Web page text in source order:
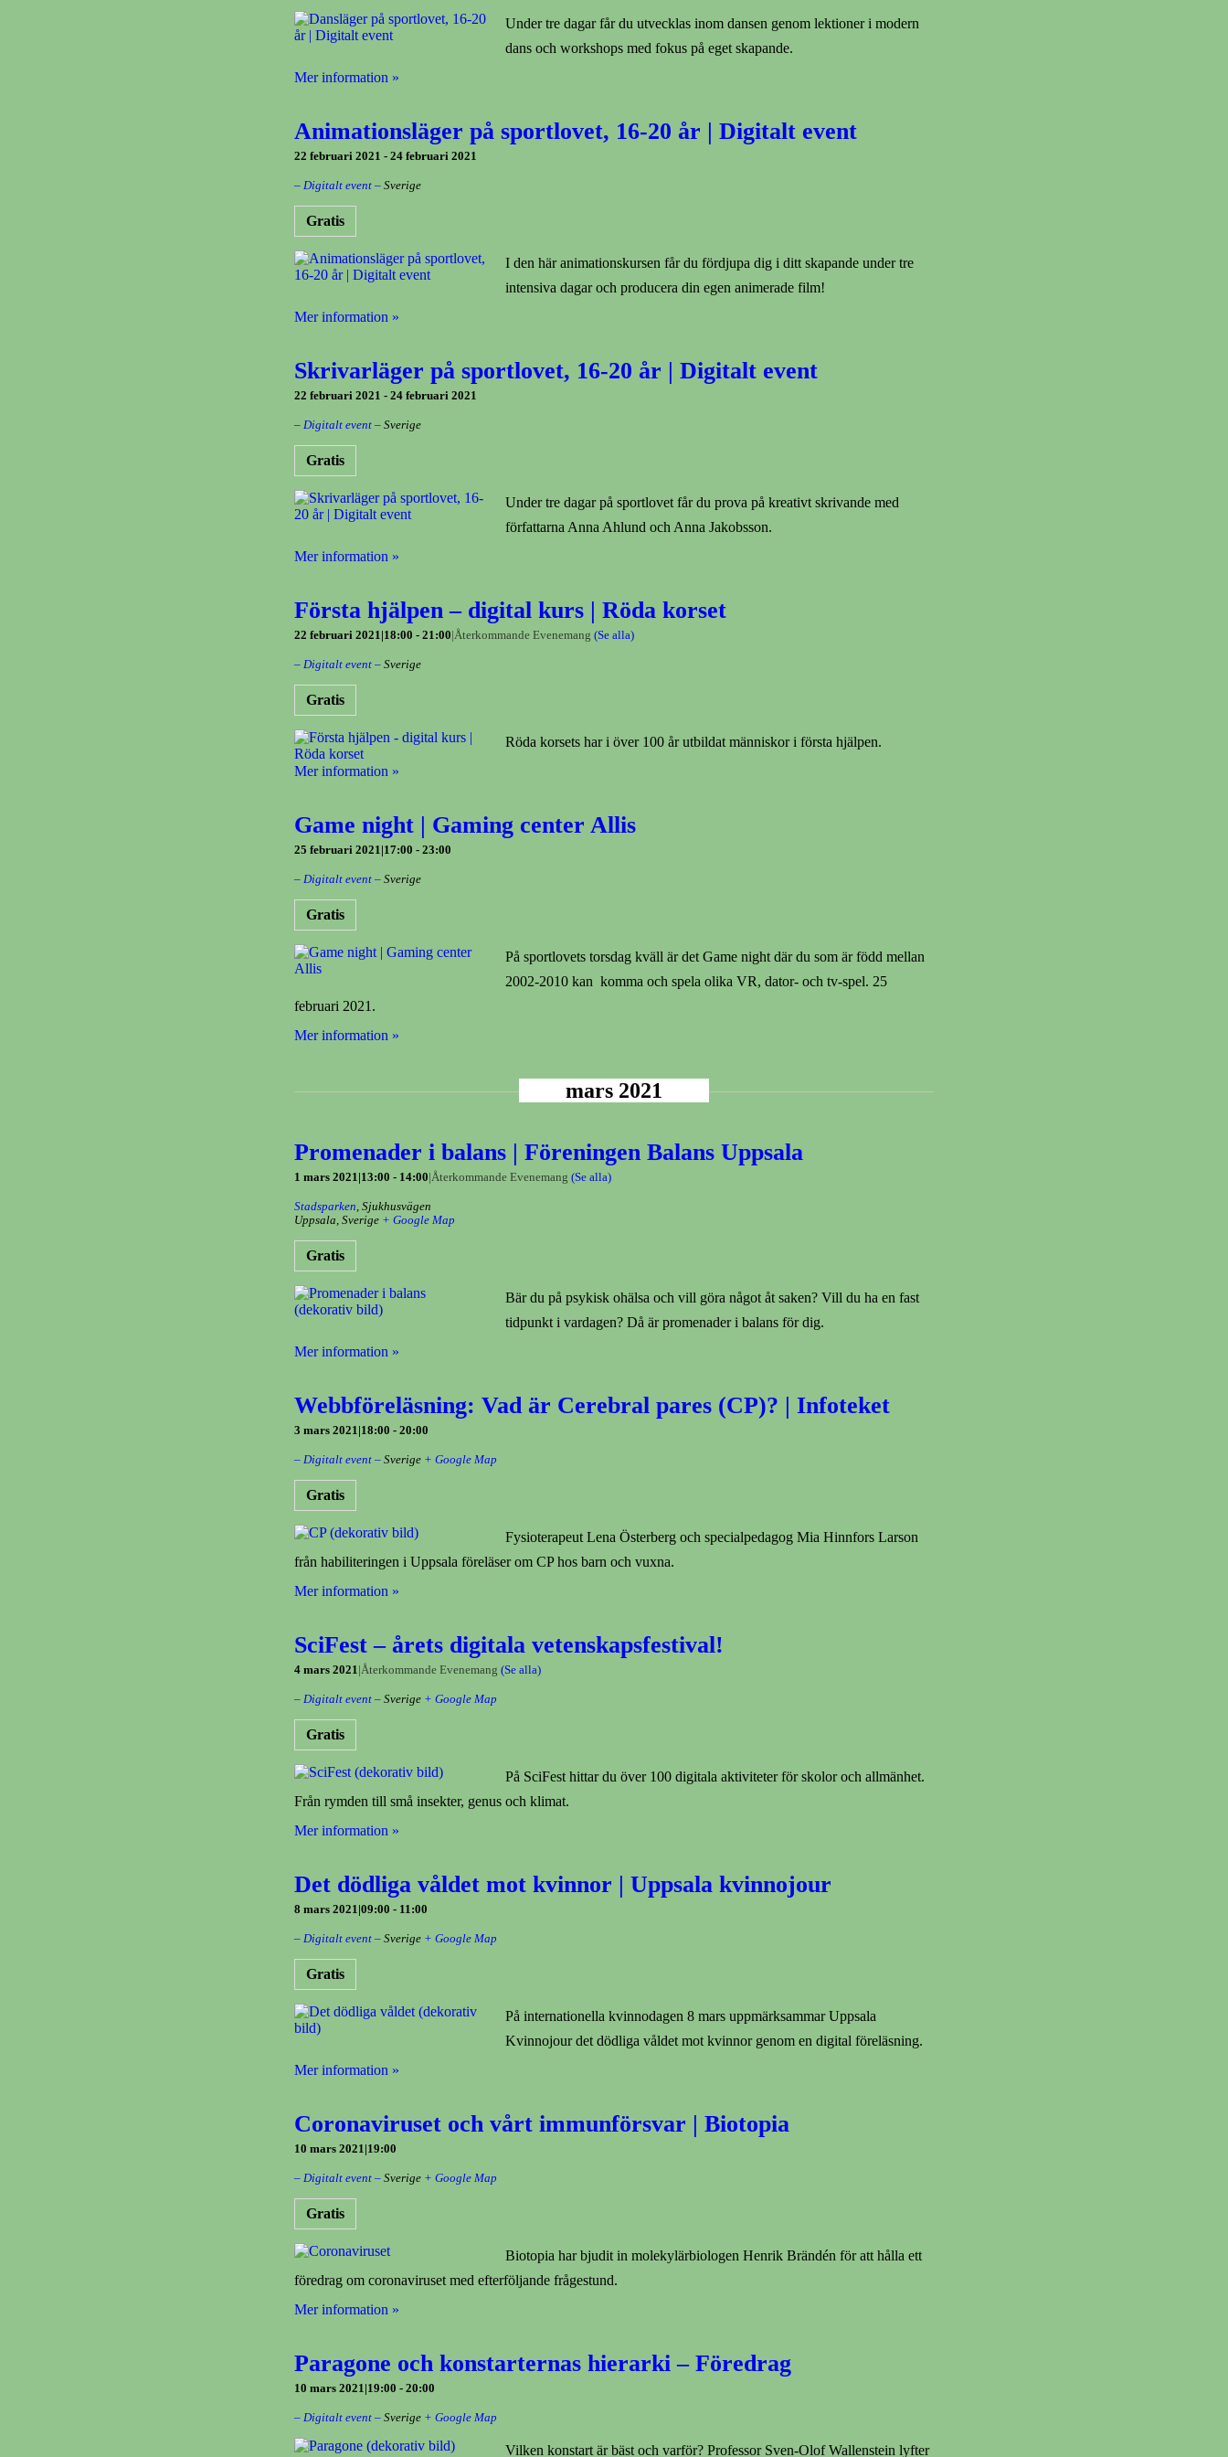
Under tre dagar får du utvecklas inom dansen genom lektioner i modern
dans och workshops med fokus på eget skapande.
Mer information »
Animationsläger på sportlovet, 16-20 år | Digitalt event
22 februari 2021 - 24 februari 2021
– Digitalt event – Sverige
Gratis
I den här animationskursen får du fördjupa dig i ditt skapande under tre
intensiva dagar och producera din egen animerade film!
Mer information »
Skrivarläger på sportlovet, 16-20 år | Digitalt event
22 februari 2021 - 24 februari 2021
– Digitalt event – Sverige
Gratis
Under tre dagar på sportlovet får du prova på kreativt skrivande med
författarna Anna Ahlund och Anna Jakobsson.
Mer information »
Första hjälpen – digital kurs | Röda korset
22 februari 2021|18:00 - 21:00|Återkommande Evenemang (Se alla)
– Digitalt event – Sverige
Gratis
Röda korsets har i över 100 år utbildat människor i första hjälpen.
Mer information »
Game night | Gaming center Allis
25 februari 2021|17:00 - 23:00
– Digitalt event – Sverige
Gratis
På sportlovets torsdag kväll är det Game night där du som är född mellan
2002-2010 kan komma och spela olika VR, dator- och tv-spel. 25
februari 2021.
Mer information »
mars 2021
Promenader i balans | Föreningen Balans Uppsala
1 mars 2021|13:00 - 14:00|Återkommande Evenemang (Se alla)
Stadsparken Sjukhusvägen
Uppsala Sverige + Google Map
Gratis
Bär du på psykisk ohälsa och vill göra något åt saken? Vill du ha en fast
tidpunkt i vardagen? Då är promenader i balans för dig.
Mer information »
Webbföreläsning: Vad är Cerebral pares (CP)? | Infoteket
3 mars 2021|18:00 - 20:00
– Digitalt event – Sverige + Google Map
Gratis
Fysioterapeut Lena Österberg och specialpedagog Mia Hinnfors Larson
från habiliteringen i Uppsala föreläser om CP hos barn och vuxna.
Mer information »
SciFest – årets digitala vetenskapsfestival!
4 mars 2021 |Återkommande Evenemang (Se alla)
– Digitalt event – Sverige + Google Map
Gratis
På SciFest hittar du över 100 digitala aktiviteter för skolor och allmänhet.
Från rymden till små insekter, genus och klimat.
Mer information »
Det dödliga våldet mot kvinnor | Uppsala kvinnojour
8 mars 2021|09:00 - 11:00
– Digitalt event – Sverige + Google Map
Gratis
På internationella kvinnodagen 8 mars uppmärksammar Uppsala
Kvinnojour det dödliga våldet mot kvinnor genom en digital föreläsning.
Mer information »
Coronaviruset och vårt immunförsvar | Biotopia
10 mars 2021|19:00
– Digitalt event – Sverige + Google Map
Gratis
Biotopia har bjudit in molekylärbiologen Henrik Brändén för att hålla ett
föredrag om coronaviruset med efterföljande frågestund.
Mer information »
Paragone och konstarternas hierarki – Föredrag
10 mars 2021|19:00 - 20:00
– Digitalt event – Sverige + Google Map
Vilken konstart är bäst och varför? Professor Sven-Olof Wallenstein lyfter